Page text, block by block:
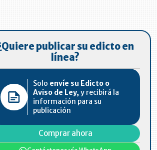
publicar su edicto en
línea?
Solo envíe su Edicto o
Aviso de Ley, y recibirá la
información para su
publicación
Comprar ahora